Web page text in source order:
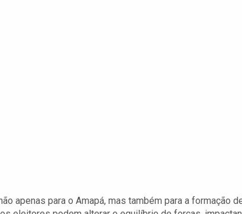
apenas para o Amapá, mas também para a formação